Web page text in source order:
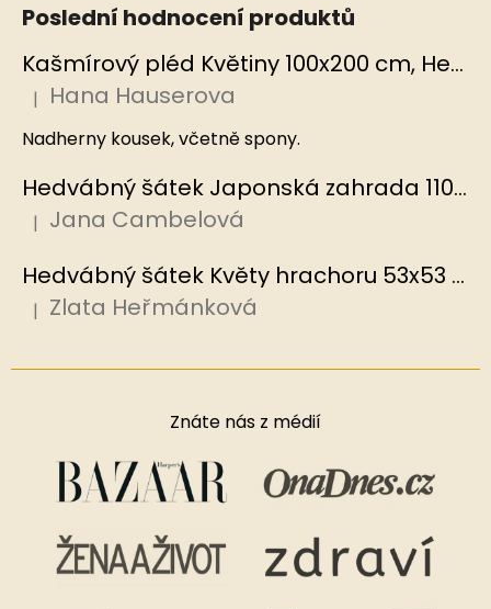
Poslední hodnocení produktů
Kašmírový pléd Květiny 100x200 cm, Hedvábný svět
Hodnocení produktu je 5 z 5 hvězdiček.
| Hana Hauserova
Nadherny kousek, včetně spony.
Hedvábný šátek Japonská zahrada 110x110 cm v dárkovém balení, HEDVÁBNÝ SVĚT
Hodnocení produktu je 5 z 5 hvězdiček.
| Jana Cambelová
Hedvábný šátek Květy hrachoru 53x53 cm v dárkovém balení, HEDVÁBNÝ SVĚT
Hodnocení produktu je 5 z 5 hvězdiček.
| Zlata Heřmánková
Znáte nás z médií